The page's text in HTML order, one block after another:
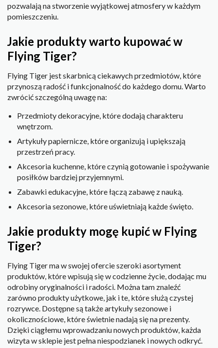
pozwalają na stworzenie wyjątkowej atmosfery w każdym
pomieszczeniu.
Jakie produkty warto kupować w
Flying Tiger?
Flying Tiger jest skarbnicą ciekawych przedmiotów, które
przynoszą radość i funkcjonalność do każdego domu. Warto
zwrócić szczególną uwagę na:
Przedmioty dekoracyjne, które dodają charakteru
wnętrzom.
Artykuły papiernicze, które organizują i upiększają
przestrzeń pracy.
Akcesoria kuchenne, które czynią gotowanie i spożywanie
posiłków bardziej przyjemnymi.
Zabawki edukacyjne, które łączą zabawę z nauką.
Akcesoria sezonowe, które uświetniają każde święto.
Jakie produkty mogę kupić w Flying
Tiger?
Flying Tiger ma w swojej ofercie szeroki asortyment
produktów, które wpisują się w codzienne życie, dodając mu
odrobiny oryginalności i radości. Można tam znaleźć
zarówno produkty użytkowe, jak i te, które służą czystej
rozrywce. Dostępne są także artykuły sezonowe i
okolicznościowe, które świetnie nadają się na prezenty.
Dzięki ciągłemu wprowadzaniu nowych produktów, każda
wizyta w sklepie jest pełna niespodzianek i nowych odkryć.